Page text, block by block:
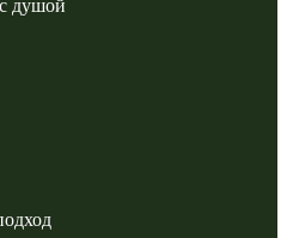
душой